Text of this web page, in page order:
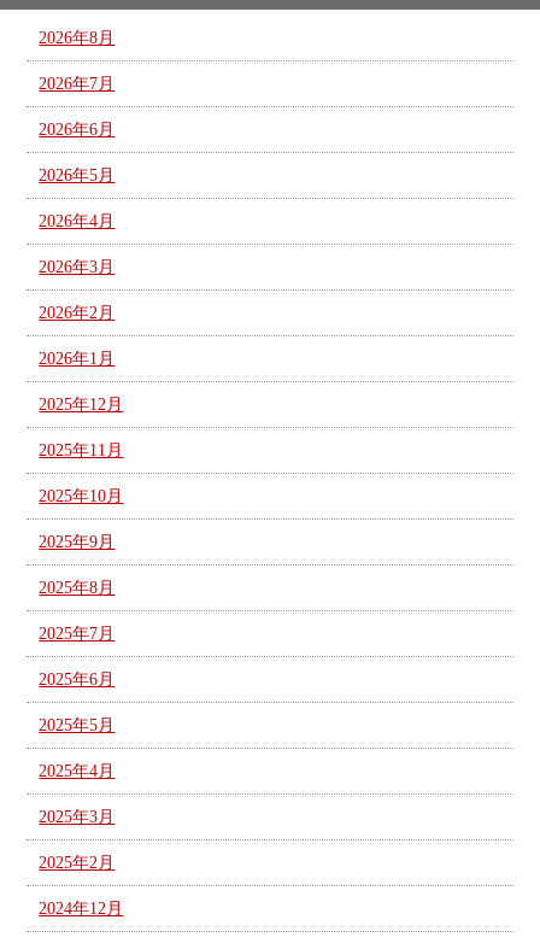
2026年8月
2026年7月
2026年6月
2026年5月
2026年4月
2026年3月
2026年2月
2026年1月
2025年12月
2025年11月
2025年10月
2025年9月
2025年8月
2025年7月
2025年6月
2025年5月
2025年4月
2025年3月
2025年2月
2024年12月